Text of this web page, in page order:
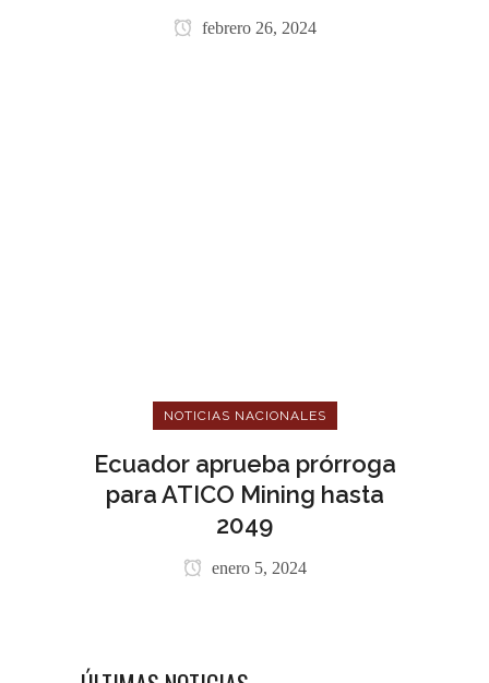
febrero 26, 2024
NOTICIAS NACIONALES
Ecuador aprueba prórroga
para ATICO Mining hasta
2049
enero 5, 2024